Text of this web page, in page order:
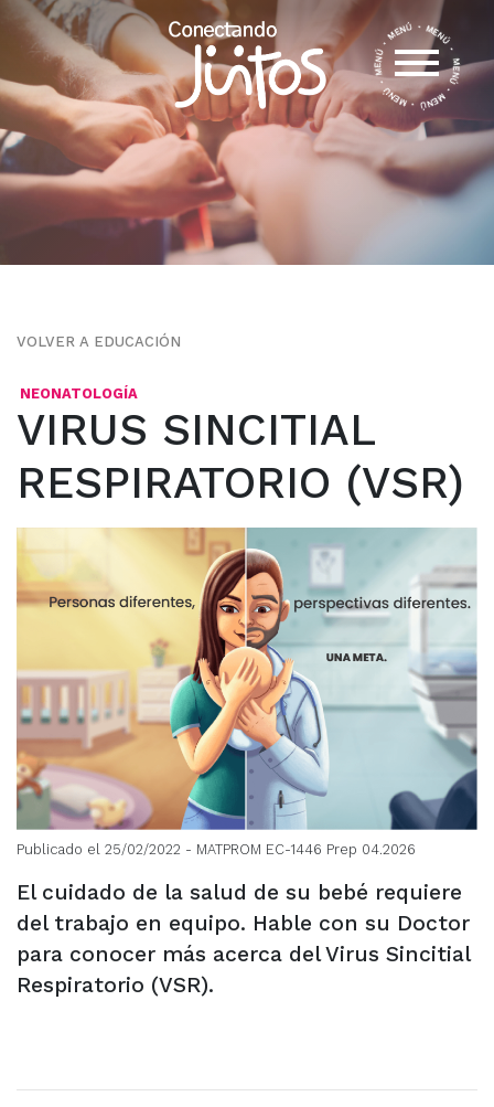
VOLVER A EDUCACIÓN
NEONATOLOGÍA
VIRUS SINCITIAL
RESPIRATORIO (VSR)
Publicado el 25/02/2022 - MATPROM EC-1446 Prep 04.2026
El cuidado de la salud de su bebé requiere
del trabajo en equipo. Hable con su Doctor
para conocer más acerca del Virus Sincitial
Respiratorio (VSR).